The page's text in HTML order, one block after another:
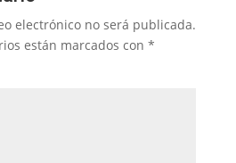
electrónico no será publicada.
están marcados con *